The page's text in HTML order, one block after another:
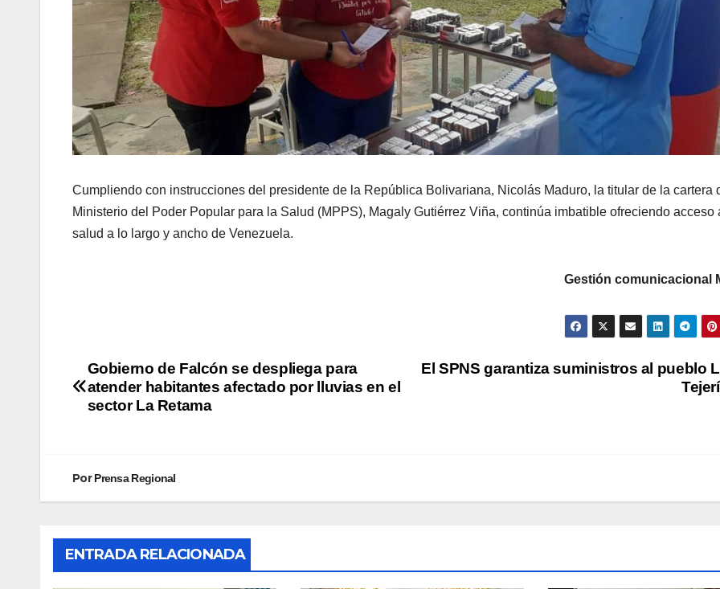
Cumpliendo con instrucciones del presidente de la República Bolivariana, Nicolás Maduro, la titular de la cartera
Ministerio del Poder Popular para la Salud (MPPS), Magaly Gutiérrez Viña, continúa imbatible ofreciendo acceso
salud a lo largo y ancho de Venezuela.
Gestión comunicacional
El SPNS garantiza suministros al pueblo
Gobierno de Falcón se despliega para
atender habitantes afectado por lluvias en el
sector La Retama
PorPrensa Regional
ENTRADA RELACIONADA